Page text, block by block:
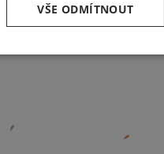
VŠE ODMÍTNOUT